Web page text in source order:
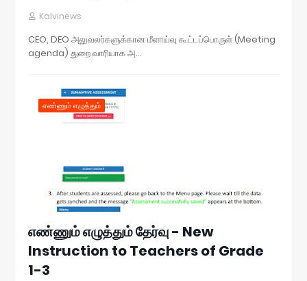
Kalvinews
CEO, DEO அலுவலர்களுக்கான மீளாய்வு கூட்டப்பொருள் (Meeting
agenda) துறை வாரியாக அ…
எண்ணும் எழுத்தும்
எண்ணும் எழுத்தும் தேர்வு - New
Instruction to Teachers of Grade
1-3